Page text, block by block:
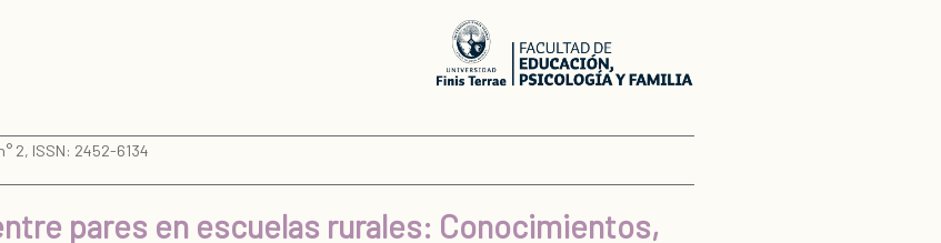
2, ISSN: 2452-6134
pares en escuelas rurales: Conocimientos,